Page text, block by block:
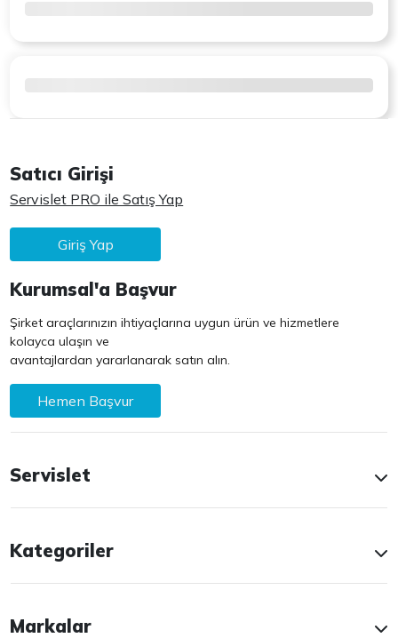
Satıcı Girişi
Servislet PRO ile Satış Yap
Giriş Yap
Kurumsal'a Başvur
Şirket araçlarınızın ihtiyaçlarına uygun ürün ve hizmetlere
kolayca ulaşın ve
avantajlardan yararlanarak satın alın.
Hemen Başvur
Servislet
Kategoriler
Markalar